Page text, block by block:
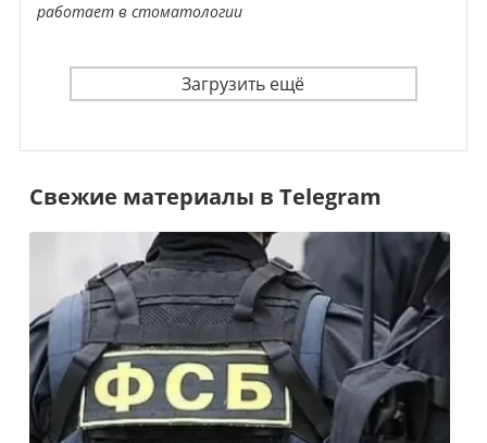
работает в стоматологии
Загрузить ещё
Свежие материалы в Telegram